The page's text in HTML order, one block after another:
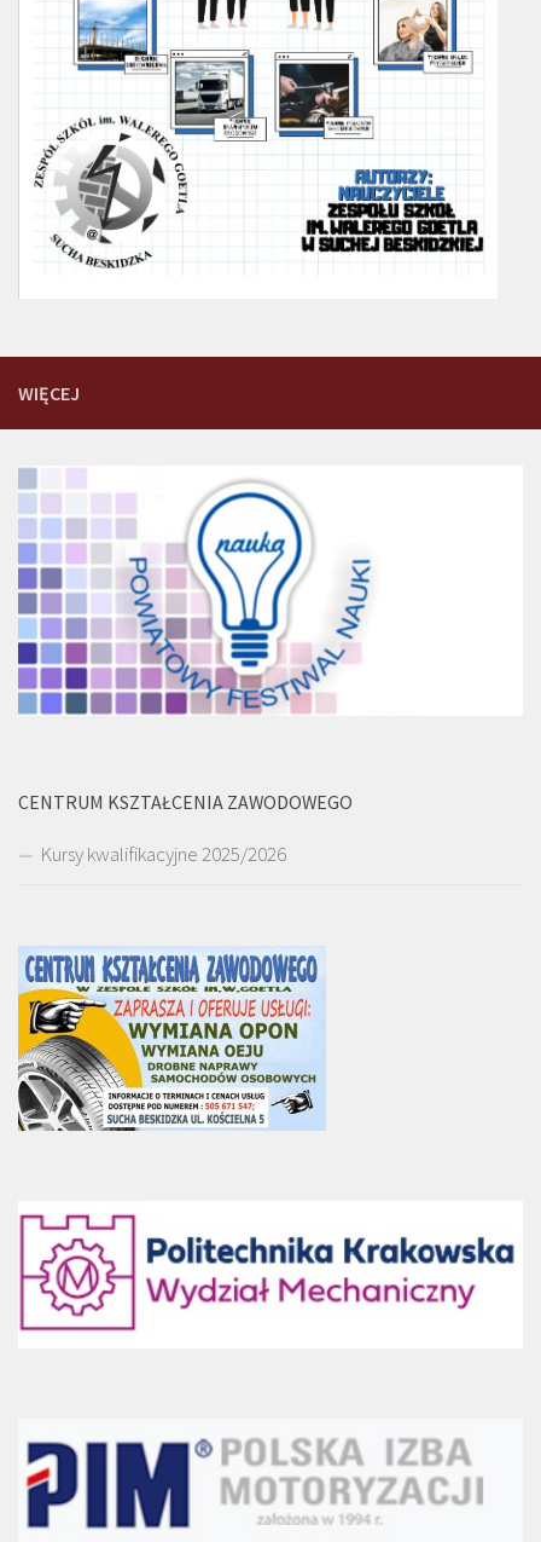
WIĘCEJ
CENTRUM KSZTAŁCENIA ZAWODOWEGO
Kursy kwalifikacyjne 2025/2026